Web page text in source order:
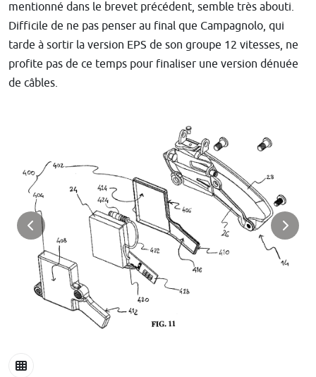
mentionné dans le brevet précédent, semble très abouti.
Difficile de ne pas penser au final que Campagnolo, qui
tarde à sortir la version EPS de son groupe 12 vitesses, ne
profite pas de ce temps pour finaliser une version dénuée
de câbles.